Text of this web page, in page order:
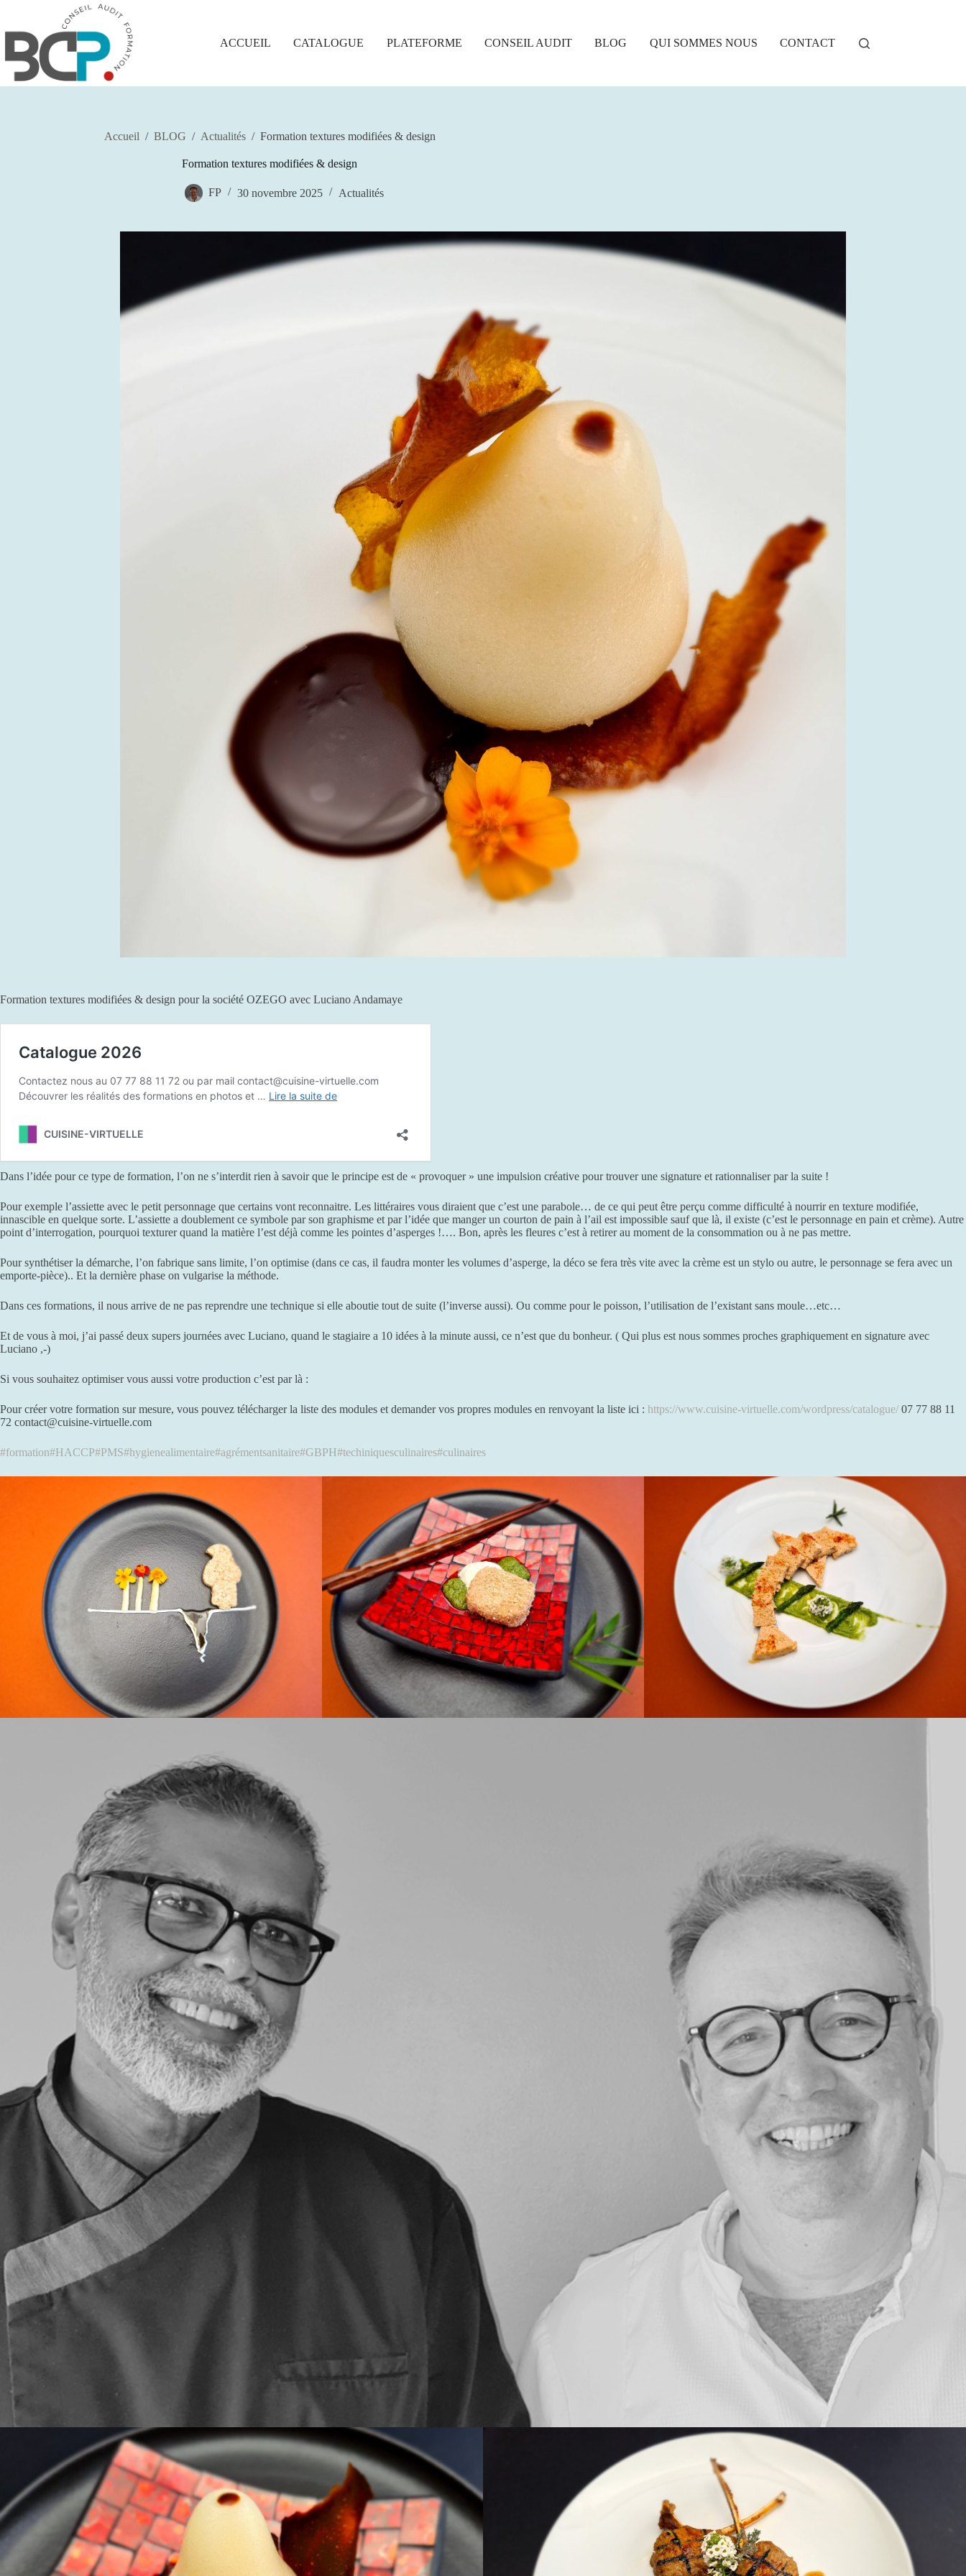
contenu
ACCUEIL
CATALOGUE PLATEFORME CONSEIL AUDIT BLOG QUI SOMMES NOUS CONTACT
Accueil / BLOG / Actualités / Formation textures modifiées & design
Formation textures modifiées & design
FP 30 novembre 2025 Actualités
Formation textures modifiées & design pour la société OZEGO avec Luciano Andamaye
Dans l’idée pour ce type de formation, l’on ne s’interdit rien à savoir que le principe est de « provoquer » une impulsion créative pour trouver une signature et rationnaliser par la suite !
Pour exemple l’assiette avec le petit personnage que certains vont reconnaitre. Les littéraires vous diraient que c’est une parabole… de ce qui peut être perçu comme difficulté à nourrir en texture modifiée,
innascible en quelque sorte. L’assiette a doublement ce symbole par son graphisme et par l’idée que manger un courton de pain à l’ail est impossible sauf que là, il existe (c’est le personnage en pain et crème). Autre
point d’interrogation, pourquoi texturer quand la matière l’est déjà comme les pointes d’asperges !…. Bon, après les fleures c’est à retirer au moment de la consommation ou à ne pas mettre.
Pour synthétiser la démarche, l’on fabrique sans limite, l’on optimise (dans ce cas, il faudra monter les volumes d’asperge, la déco se fera très vite avec la crème est un stylo ou autre, le personnage se fera avec un
emporte-pièce).. Et la dernière phase on vulgarise la méthode.
Dans ces formations, il nous arrive de ne pas reprendre une technique si elle aboutie tout de suite (l’inverse aussi). Ou comme pour le poisson, l’utilisation de l’existant sans moule…etc…
Et de vous à moi, j’ai passé deux supers journées avec Luciano, quand le stagiaire a 10 idées à la minute aussi, ce n’est que du bonheur. ( Qui plus est nous sommes proches graphiquement en signature avec
Luciano ,-)
Si vous souhaitez optimiser vous aussi votre production c’est par là :
Pour créer votre formation sur mesure, vous pouvez télécharger la liste des modules et demander vos propres modules en renvoyant la liste ici : https://www.cuisine-virtuelle.com/wordpress/catalogue/ 07 77 88 11
72 contact@cuisine-virtuelle.com
#formation#HACCP#PMS#hygienealimentaire#agrémentsanitaire#GBPH#techiniquesculinaires#culinaires